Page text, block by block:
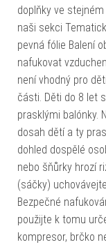
doplňky ve
naši sekci
pevná fólie Balení
nafukovat
není vhodný pro
části. Děti do 8 let
prasklými balónky.
dosah dětí a ty
dohled dospělé
nebo šňůrky hrozí
(sáčky)
Bezpečné
použijte k tomu
kompresor, brčko